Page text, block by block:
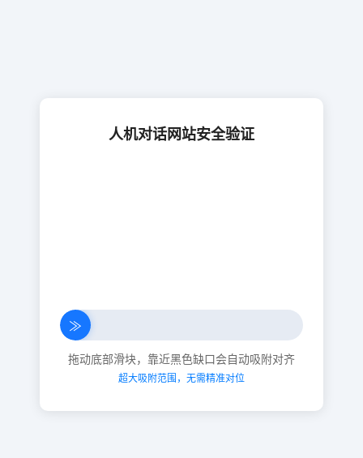
人机对话网站安全验证
≫
拖动底部滑块，靠近黑色缺口会自动吸附对齐
超大吸附范围，无需精准对位